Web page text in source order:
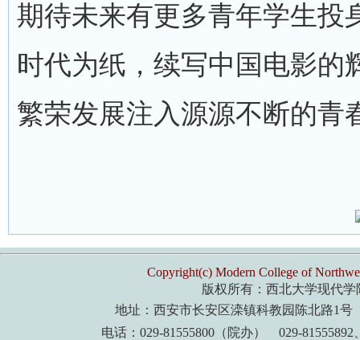
期待未来有更多青年学生投
时代为纸，续写中国电影的
繁荣发展注入源源不断的青
Copyright(c) Modern College of
版权所有：西北大学现代学
地址：西安市长安区滦镇科教园陈北路1
电话：029-81555800（院办） 029-81555892